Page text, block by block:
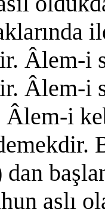
Âlem-i
Âlem-i
i
dan
aslı